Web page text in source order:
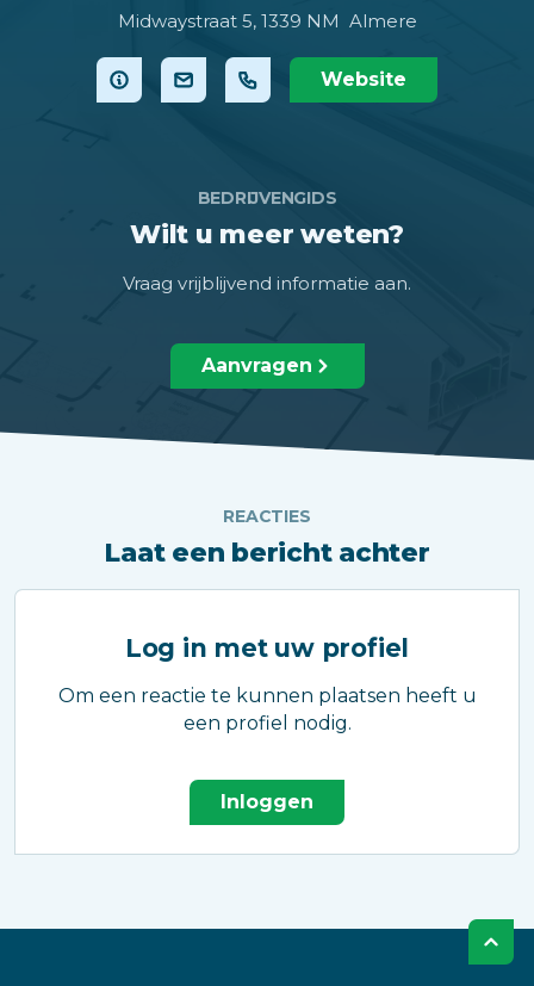
Midwaystraat 5, 1339 NM Almere
Website
BEDRIJVENGIDS
Wilt u meer weten?
Vraag vrijblijvend informatie aan.
Aanvragen
REACTIES
Laat een bericht achter
Log in met uw profiel
Om een reactie te kunnen plaatsen heeft u
een profiel nodig.
Inloggen